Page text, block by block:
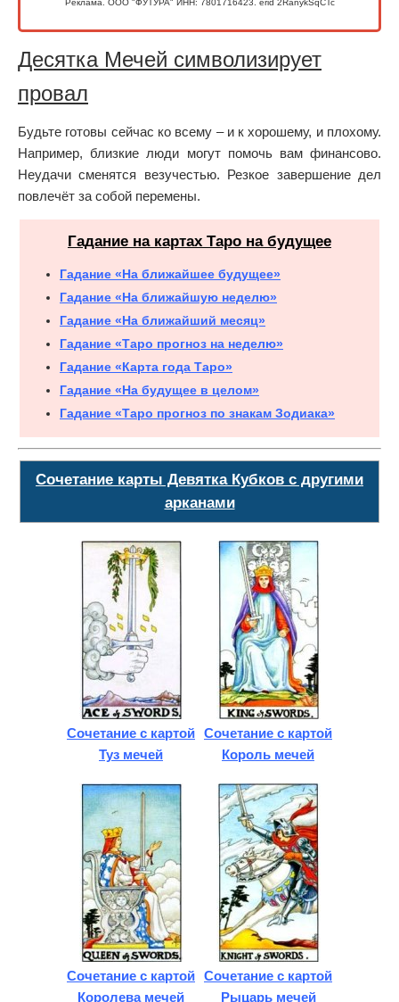
Реклама. ООО "ФУТУРА" ИНН: 7801716423. erid 2RanykSqCTc
Десятка Мечей символизирует
провал
Будьте готовы сейчас ко всему – и к хорошему, и плохому.
Например, близкие люди могут помочь вам финансово.
Неудачи сменятся везучестью. Резкое завершение дел
повлечёт за собой перемены.
Гадание на картах Таро на будущее
Гадание «На ближайшее будущее»
Гадание «На ближайшую неделю»
Гадание «На ближайший месяц»
Гадание «Таро прогноз на неделю»
Гадание «Карта года Таро»
Гадание «На будущее в целом»
Гадание «Таро прогноз по знакам Зодиака»
Сочетание карты Девятка Кубков с другими
арканами
Сочетание с картой
Туз мечей
Сочетание с картой
Король мечей
Сочетание с картой
Королева мечей
Сочетание с картой
Рыцарь мечей